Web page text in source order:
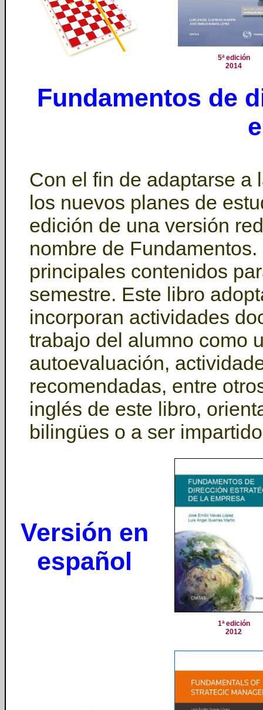
5ª edición
2014
Fundamentos de
Con el fin de adaptarse a
los nuevos planes de
edición de una versión
nombre de
principales contenidos
semestre. Este libro
incorporan actividades
trabajo del alumno como
autoevaluación,
recomendadas, entre
inglés de este libro,
bilingües o a ser
Versión en
español
1ª edición
2012